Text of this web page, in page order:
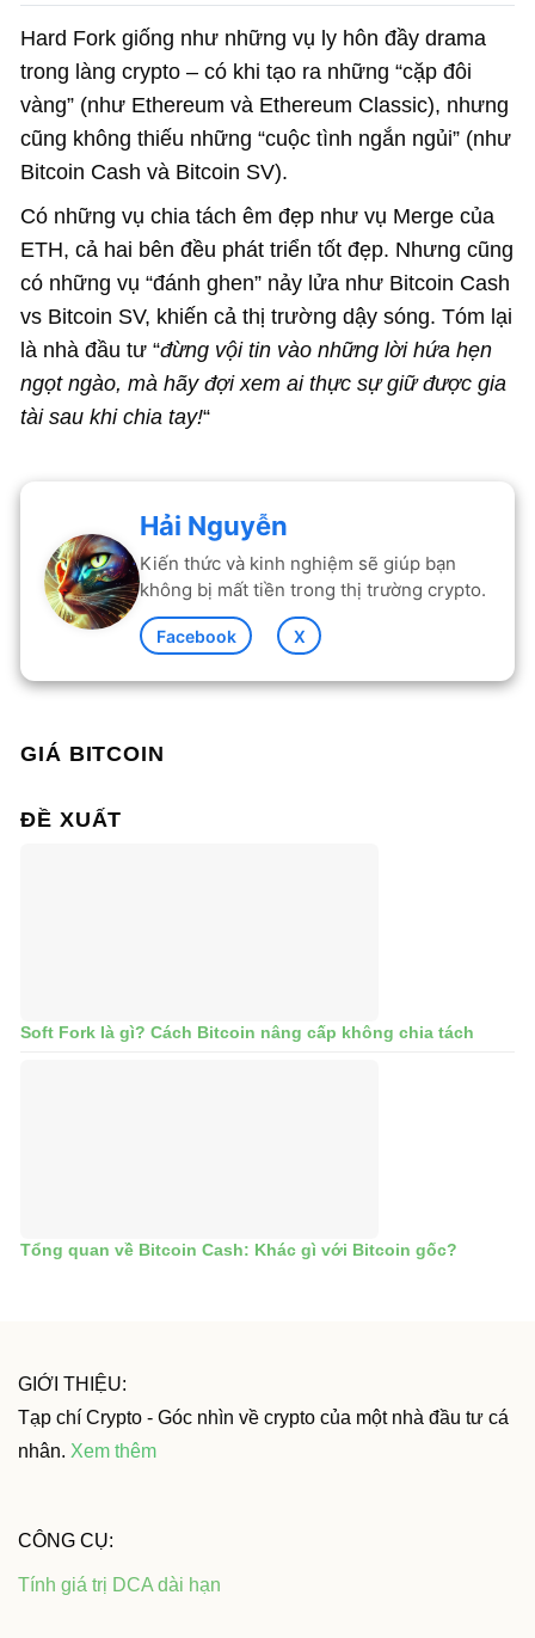
Hard Fork giống như những vụ ly hôn đầy drama
trong làng crypto – có khi tạo ra những “cặp đôi
vàng” (như Ethereum và Ethereum Classic), nhưng
cũng không thiếu những “cuộc tình ngắn ngủi” (như
Bitcoin Cash và Bitcoin SV).
Có những vụ chia tách êm đẹp như vụ Merge của
ETH, cả hai bên đều phát triển tốt đẹp. Nhưng cũng
có những vụ “đánh ghen” nảy lửa như Bitcoin Cash
vs Bitcoin SV, khiến cả thị trường dậy sóng. Tóm lại
là nhà đầu tư “đừng vội tin vào những lời hứa hẹn
ngọt ngào, mà hãy đợi xem ai thực sự giữ được gia
tài sau khi chia tay!“
Hải Nguyễn
Kiến thức và kinh nghiệm sẽ giúp bạn
không bị mất tiền trong thị trường crypto.
Facebook X
GIÁ BITCOIN
ĐỀ XUẤT
Soft Fork là gì? Cách Bitcoin nâng cấp không chia tách
Tổng quan về Bitcoin Cash: Khác gì với Bitcoin gốc?
GIỚI THIỆU:
Tạp chí Crypto - Góc nhìn về crypto của một nhà đầu tư cá
nhân. Xem thêm
CÔNG CỤ:
Tính giá trị DCA dài hạn